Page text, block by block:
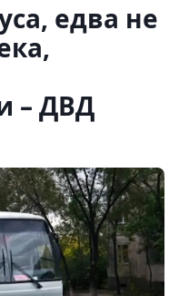
едва не
– ДВД